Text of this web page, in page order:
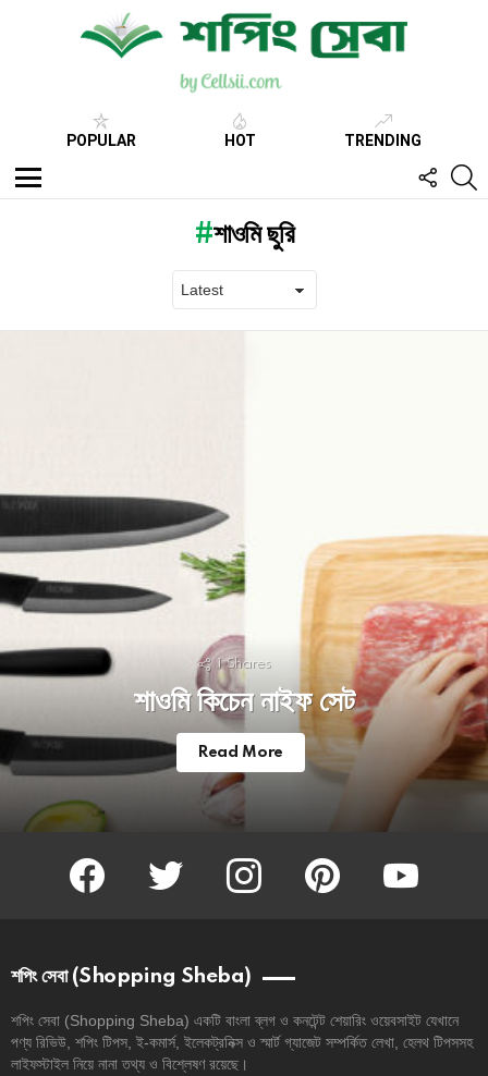
POPULAR HOT TRENDING
Menu
US
শাওমি ছুরি
1 Shares
শাওমি কিচেন নাইফ সেট
Read More
facebook twitter instagram pinterest youtube
শপিং সেবা (Shopping Sheba)
শপিং সেবা (Shopping Sheba) একটি বাংলা ব্লগ ও কনটেন্ট শেয়ারিং ওয়েবসাইট যেখানে
পণ্য রিভিউ, শপিং টিপস, ই-কমার্স, ইলেকট্রনিক্স ও স্মার্ট গ্যাজেট সম্পর্কিত লেখা, হেলথ টিপসসহ
লাইফস্টাইল নিয়ে নানা তথ্য ও বিশ্লেষণ রয়েছে।